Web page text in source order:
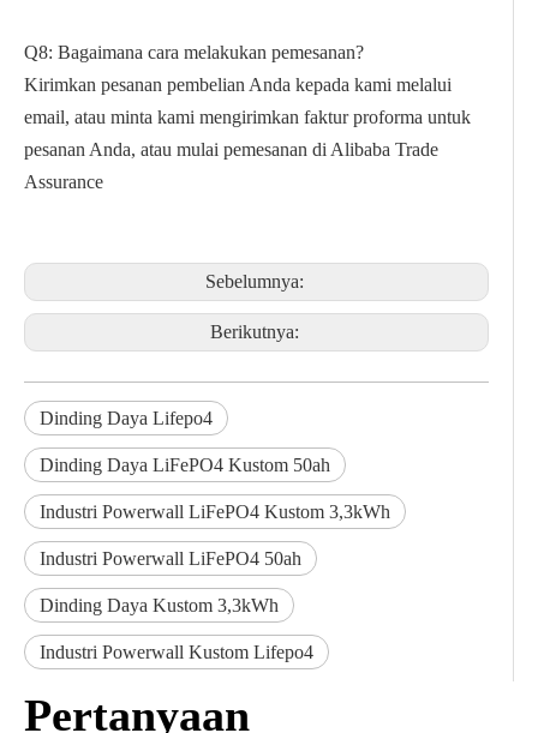
Q8: Bagaimana cara melakukan pemesanan?
Kirimkan pesanan pembelian Anda kepada kami melalui
email, atau minta kami mengirimkan faktur proforma untuk
pesanan Anda, atau mulai pemesanan di Alibaba Trade
Assurance
Sebelumnya:
Berikutnya:
Dinding Daya Lifepo4
Dinding Daya LiFePO4 Kustom 50ah
Industri Powerwall LiFePO4 Kustom 3,3kWh
Industri Powerwall LiFePO4 50ah
Dinding Daya Kustom 3,3kWh
Industri Powerwall Kustom Lifepo4
Pertanyaan